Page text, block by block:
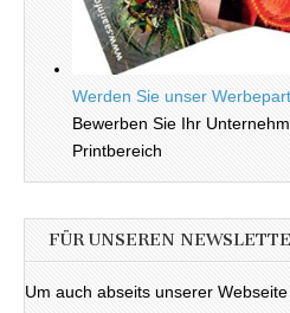
Werden Sie unser
Bewerben Sie Ihr
Printbereich
FÜR UNSEREN
Um auch abseits unserer